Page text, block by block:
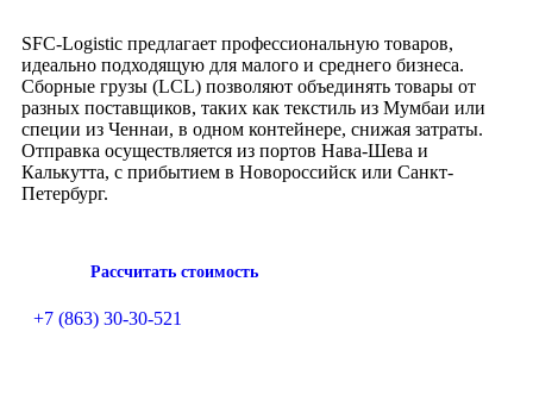
SFC-Logistic предлагает профессиональную товаров,
идеально подходящую для малого и среднего бизнеса.
Сборные грузы (LCL) позволяют объединять товары от
разных поставщиков, таких как текстиль из Мумбаи или
специи из Ченнаи, в одном контейнере, снижая затраты.
Отправка осуществляется из портов Нава-Шева и
Калькутта, с прибытием в Новороссийск или Санкт-
Петербург.
Рассчитать стоимость
+7 (863) 30-30-521